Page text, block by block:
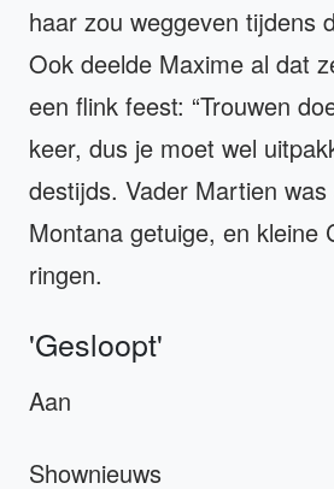
haar zou weggeven tijdens
Ook deelde Maxime al dat
een flink feest: “Trouwen
keer, dus je moet wel
destijds. Vader Martien
Montana getuige, en kleine
ringen.
'Gesloopt'
Aan
Shownieuws